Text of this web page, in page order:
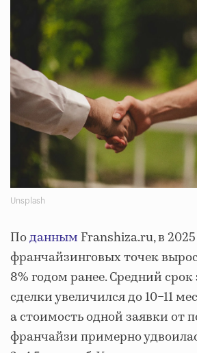
Unsplash
Поданным Franshiza.ru, в
франчайзинговых точек
8% годом ранее. Средний
сделки увеличился до 10−11
а стоимость одной заявки от
франчайзи примерно